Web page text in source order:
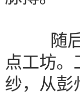
随后
点工坊
纱，从彭